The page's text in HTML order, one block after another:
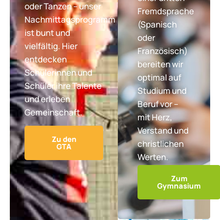
oder Tanzen – unser
Nachmittagsprogramm
ist bunt und
vielfältig. Hier
entdecken
Schülerinnen und
Schüler ihre Talente
und erleben
Gemeinschaft.
Zu den
GTA
Fremdsprache
(Spanisch
oder
Französisch)
bereiten wir
optimal auf
Studium und
Beruf vor –
mit Herz,
Verstand und
christlichen
Werten.
Zum
Gymnasium